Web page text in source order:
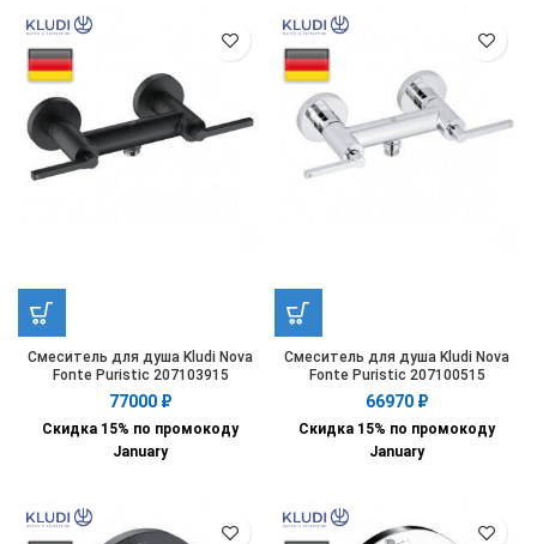
Смеситель для душа Kludi Nova
Fonte Puristic 207103915
77000 ₽
Скидка 15% по промокоду
January
Смеситель для душа Kludi Nova
Fonte Puristic 207100515
66970 ₽
Скидка 15% по промокоду
January